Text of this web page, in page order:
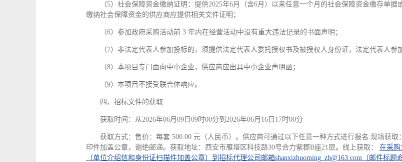
（5）社会保障资金缴纳证明：提供2025年6月（含6月）以来任意一个月的社会保障资金缴存单
缴纳社会保障资金的供应商应提供相关文件证明；
（6）参加政府采购活动前 3 年内在经营活动中没有重大违法记录的书面声明；
（7）非法定代表人参加投标的，须提供法定代表人委托授权书及被授权人身份证，法定代表人参
（8）本项目专门面向中小企业，供应商应出具中小企业声明函；
（9）本项目不接受联合体响应。
四、招标文件的获取
获取时间：从2026年06月09日09时00分到2026年06月16日17时00分
获取方式：售价：每套 500.00 元（人民币）。供应商可通过以下任意一种方式进行报名:现场获
印件加盖公章，谢绝邮递。获取地址：西安市雁塔区科技路30号合力紫郡B座21层。线上获取： 在采
（单位介绍信和身份证扫描件加盖公章）到招标代理公司邮箱shanxizhuoming_zb@163.com（邮件标